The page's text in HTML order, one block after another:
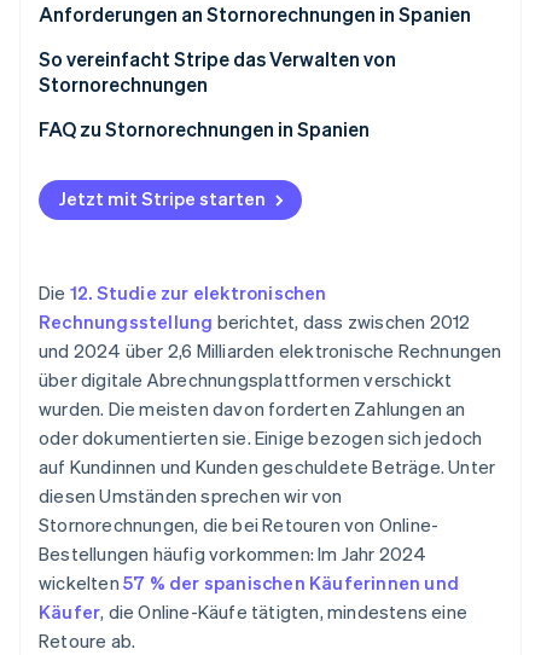
Stripe-Sessions 2026
Erfahren Sie, wie Stripe Lösungen für die
Jetzt ansehen
Anforderungen an Stornorechnungen in Spanien
So vereinfacht Stripe das Verwalten von
Stornorechnungen
FAQ zu Stornorechnungen in Spanien
Jetzt mit Stripe starten
Die 12. Studie zur elektronischen
Rechnungsstellung berichtet, dass zwischen 2012
und 2024 über 2,6 Milliarden elektronische Rechnungen
über digitale Abrechnungsplattformen verschickt
wurden. Die meisten davon forderten Zahlungen an
oder dokumentierten sie. Einige bezogen sich jedoch
auf Kundinnen und Kunden geschuldete Beträge. Unter
diesen Umständen sprechen wir von
Stornorechnungen, die bei Retouren von Online-
Bestellungen häufig vorkommen: Im Jahr 2024
wickelten 57 % der spanischen Käuferinnen und
Käufer, die Online-Käufe tätigten, mindestens eine
Retoure ab.